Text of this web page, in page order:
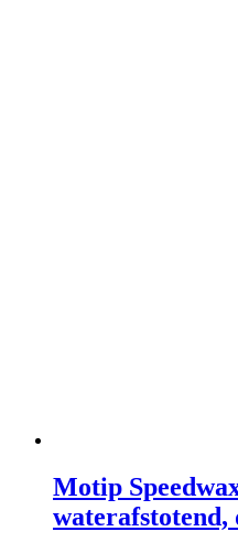
Motip
waterafstotend,